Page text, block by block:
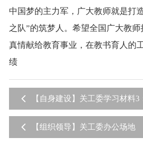
中国梦的主力军，广大教师就是打
之队”的筑梦人。希望全国广大教
真情献给教育事业，在教书育人的
绩
【自身建设】关工委学习材料
【组织领导】关工委办公场地